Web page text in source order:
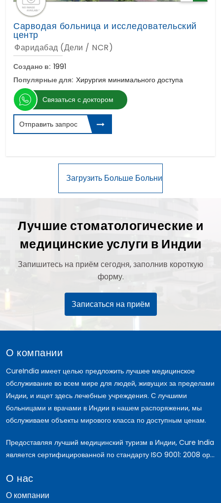
Сарводая больница и исследовательский
центр
Фаридабад (Дели / NCR)
Создано в: 1991
Популярные для: Хирургия минимального доступа
Связаться с доктором
Отправить запрос
Лучшие стоматологические и
медицинские услуги в Индии
Запишитесь на приём сегодня, заполнив короткую
форму.
Записаться на приём
О компании
CureIndia имеет целью предложить лучшее медицинское
обслуживание во всем мире для людей, живущих за пределами
Индии, и ищет здесь лечебные учреждения. С лучшими
больницами и врачами в Индии в нашем распоряжении, мы
обслуживаем объекты мирового класса по доступным ценам.
Предоставляя лучший медицинский туризм в Индии, Cure India
является сертифицированной по стандарту ISO 9001: 2008 ор...
О нас
О компании